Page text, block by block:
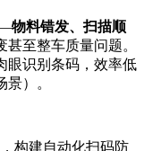
物料错发、扫描顺
至整车质量问题。
眼识别条码，效率低
）。
构建自动化扫码防